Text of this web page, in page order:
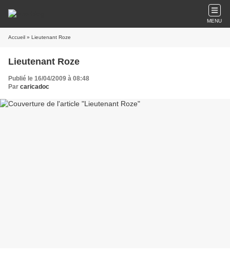
MENU
Accueil » Lieutenant Roze
Lieutenant Roze
Publié le 16/04/2009 à 08:48
Par caricadoc